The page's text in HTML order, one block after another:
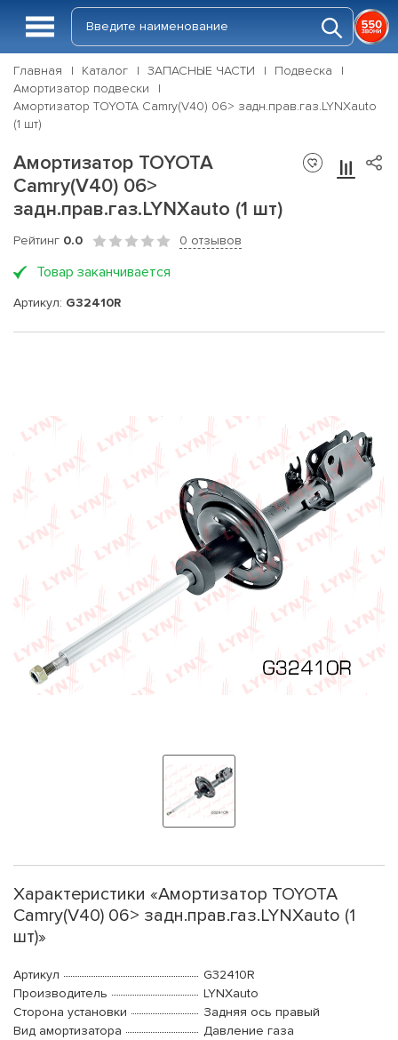
Главная Каталог ЗАПАСНЫЕ ЧАСТИ
Подвеска
Амортизатор подвески
Амортизатор TOYOTA Camry(V40) 06> задн.прав.газ.LYNXauto
(1 шт)
Амортизатор TOYOTA
Camry(V40) 06>
задн.прав.газ.LYNXauto (1 шт)
Рейтинг 0.0 0 отзывов
Товар заканчивается
Артикул: G32410R
Характеристики «Амортизатор TOYOTA
Camry(V40) 06> задн.прав.газ.LYNXauto (1
шт)»
Артикул
G32410R
Производитель
LYNXauto
Сторона установки
Задняя ось правый
Вид амортизатора
Давление газа